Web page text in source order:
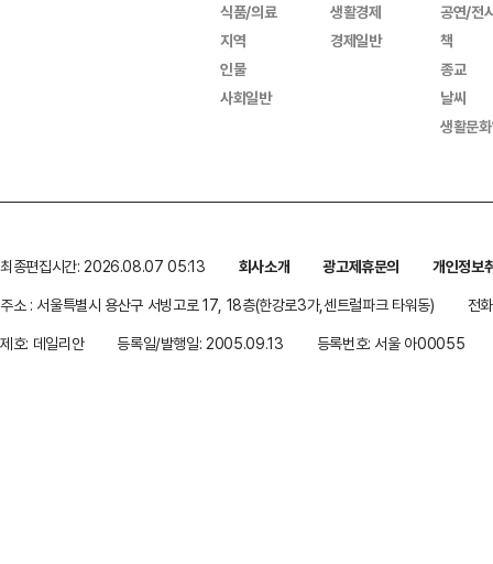
식품/의료
지역
인물
사회일반
생활경제
경제일반
공연/전
책
종교
날씨
생활문
최종편집시간: 2026.08.07 05:13 회사소개 광고제휴문의
개인정보
주소 : 서울특별시 용산구 서빙고로 17, 18층(한강로3가,센트럴파크 타워동)
전
제호: 데일리안
등록일/발행일: 2005.09.13 등록번호: 서울 아00055